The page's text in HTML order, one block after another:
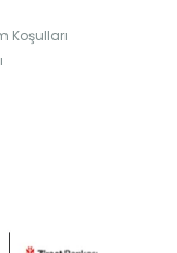
Koşulları